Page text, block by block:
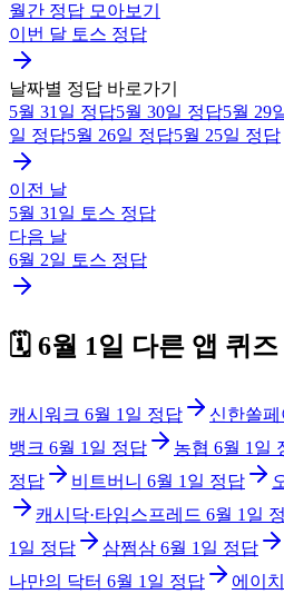
월간 정답 모아보기
이번 달 토스 정답
날짜별 정답 바로가기
5월 31일 정답5월 30일 정답5월 29
일 정답5월 26일 정답5월 25일 정답
이전 날
5월 31일 토스 정답
다음 날
6월 2일 토스 정답
🗓️ 6월 1일 다른 앱 퀴
캐시워크 6월 1일 정답 신한쏠페
뱅크 6월 1일 정답 농협 6월 1일
정답
비트버니 6월 1일 정답
캐시닥·타임스프레드 6월 1일
1일 정답 삼쩜삼 6월 1일 정답
나만의 닥터 6월 1일 정답 에이